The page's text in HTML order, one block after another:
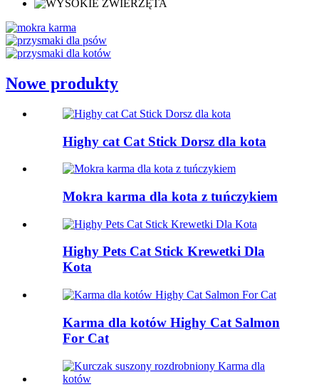
Nowe produkty
Highy cat Cat Stick Dorsz dla kota
Mokra karma dla kota z tuńczykiem
Highy Pets Cat Stick Krewetki Dla
Kota
Karma dla kotów Highy Cat Salmon
For Cat